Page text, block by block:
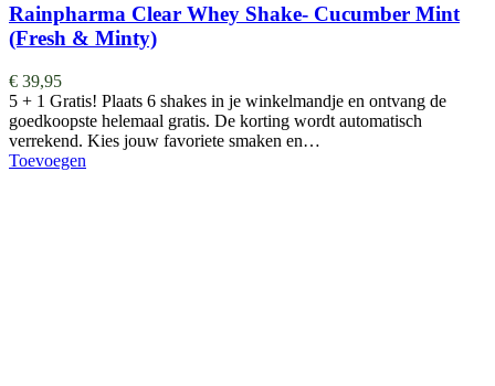
Rainpharma Clear Whey Shake- Cucumber Mint
(Fresh & Minty)
€ 39,95
5 + 1 Gratis! Plaats 6 shakes in je winkelmandje en ontvang de
goedkoopste helemaal gratis. De korting wordt automatisch
verrekend. Kies jouw favoriete smaken en…
Toevoegen